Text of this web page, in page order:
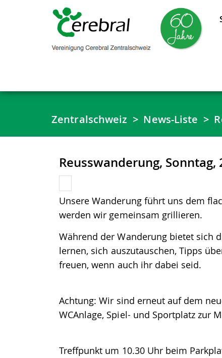
Zentralschweiz News-Liste
Reusswanderung, Sonntag,
Unsere Wanderung führt uns dem
werden wir gemeinsam grillieren.
Während der Wanderung bietet sich
lernen, sich auszutauschen, Tipps
freuen, wenn auch ihr dabei seid.
Achtung: Wir sind erneut auf dem
WCAnlage, Spiel- und Sportplatz zur
Treffpunkt um 10.30 Uhr beim